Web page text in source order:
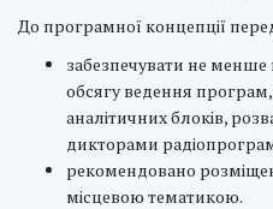
До програмної концепції
забезпечувати не менше
обсягу ведення
аналітичних блоків,
дикторами
рекомендовано
місцевою тематикою.